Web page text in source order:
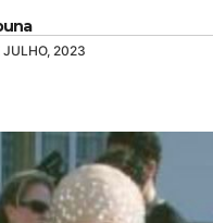
JULHO, 2023